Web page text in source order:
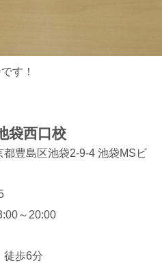
す！
袋西口校
豊島区池袋2-9-4 池袋MSビ
～20:00
歩6分